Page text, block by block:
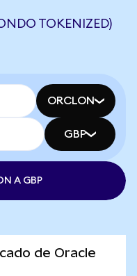
TOKENIZED)
ORCLON
GBP
A GBP
de Oracle